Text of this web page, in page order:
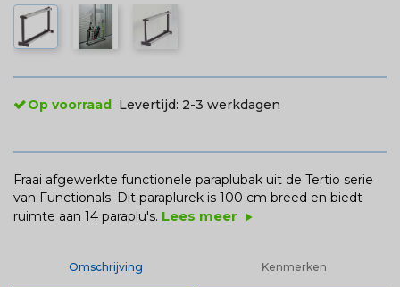
Op voorraad Levertijd: 2-3 werkdagen
Fraai afgewerkte functionele paraplubak uit de Tertio serie
van Functionals. Dit paraplurek is 100 cm breed en biedt
ruimte aan 14 paraplu's. Lees meer play_arrow
Omschrijving Kenmerken